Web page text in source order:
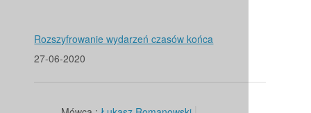
Rozszyfrowanie wydarzeń czasów końca
27-06-2020